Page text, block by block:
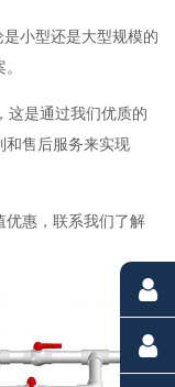
小型还是大型规模的
这是通过我们优质的
和售后服务来实现
优惠，联系我们了解